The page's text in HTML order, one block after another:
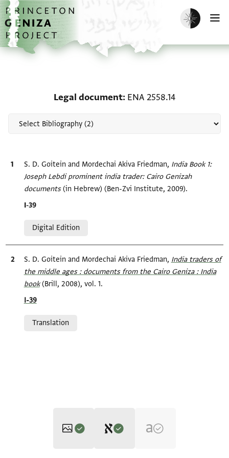
Skip to main content
home
Enable dark
Legal document ENA 2558.14
Bibliographic citation
S. D. Goitein and Mordechai Akiva Friedman, India Book 1:
Joseph Lebdi prominent india trader: Cairo Genizah
documents‎(in Hebrew) (Ben-Zvi Institute, 2009).
Location in source
I-39
Digital Edition
Bibliographic citation
S. D. Goitein and Mordechai Akiva Friedman, India traders of
the middle ages : documents from the Cairo Geniza : India
book(Brill, 2008), vol. 1.
Location in source
I-39
Translation